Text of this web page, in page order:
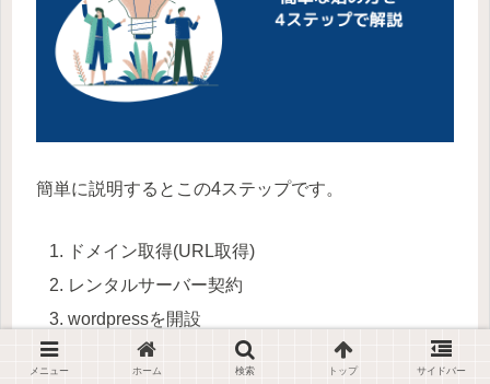
簡単に説明するとこの4ステップです。
ドメイン取得(URL取得)
レンタルサーバー契約
wordpressを開設
アフィリエイトサイトへの登録(広告を張るため)
メニュー ホーム 検索 トップ サイドバー